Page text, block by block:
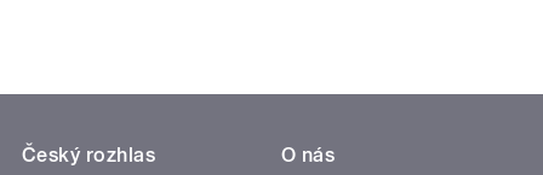
Český rozhlas
O nás